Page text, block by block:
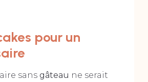
pour un
sans gâteau ne serait